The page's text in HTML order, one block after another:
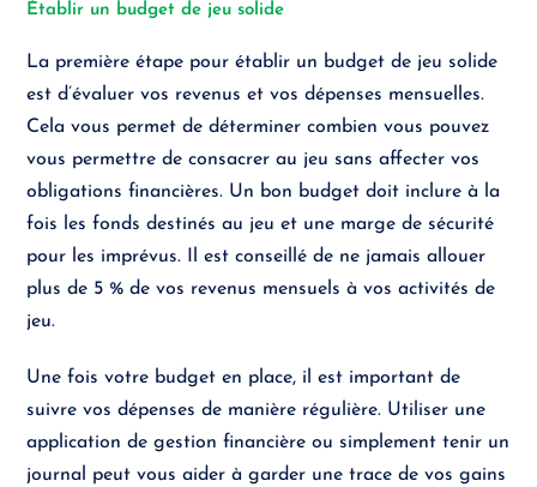
Établir un budget de jeu solide
La première étape pour établir un budget de jeu solide
est d’évaluer vos revenus et vos dépenses mensuelles.
Cela vous permet de déterminer combien vous pouvez
vous permettre de consacrer au jeu sans affecter vos
obligations financières. Un bon budget doit inclure à la
fois les fonds destinés au jeu et une marge de sécurité
pour les imprévus. Il est conseillé de ne jamais allouer
plus de 5 % de vos revenus mensuels à vos activités de
jeu.
Une fois votre budget en place, il est important de
suivre vos dépenses de manière régulière. Utiliser une
application de gestion financière ou simplement tenir un
journal peut vous aider à garder une trace de vos gains